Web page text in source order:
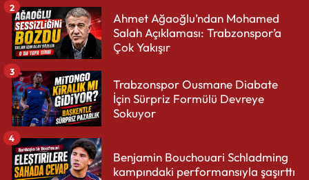
Ahmet Ağaoğlu’ndan Mohamed
Salah Açıklaması: Trabzonspor’a
Çok Yakışır
2
Trabzonspor Ousmane Diabate
İçin Sürpriz Formülü Devreye
Sokuyor
3
Benjamin Bouchouari Schladming
kampındaki performansıyla şaşırttı
4